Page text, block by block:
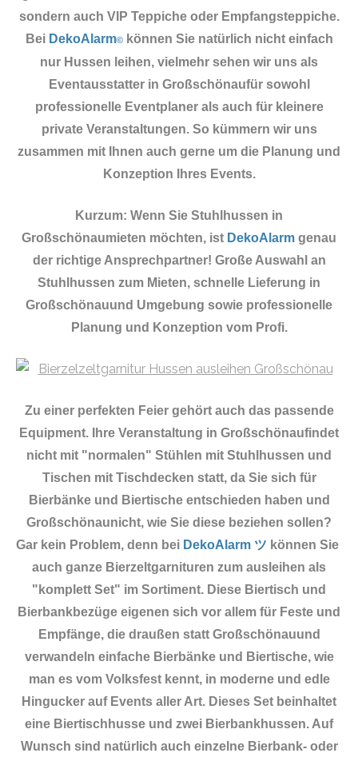
sondern auch VIP Teppiche oder Empfangsteppiche.
Bei DekoAlarm©
können Sie natürlich nicht einfach
nur Hussen leihen, vielmehr sehen wir uns als
Eventausstatter in Großschönaufür sowohl
professionelle Eventplaner als auch für kleinere
private Veranstaltungen. So kümmern wir uns
zusammen mit Ihnen auch gerne um die Planung und
Konzeption Ihres Events.
Kurzum: Wenn Sie Stuhlhussen in
Großschönaumieten möchten, ist DekoAlarm genau
der richtige Ansprechpartner! Große Auswahl an
Stuhlhussen zum Mieten, schnelle Lieferung in
Großschönauund Umgebung sowie professionelle
Planung und Konzeption vom Profi.
Zu einer perfekten Feier gehört auch das passende
Equipment.
Ihre Veranstaltung in Großschönaufindet
nicht mit "normalen" Stühlen mit Stuhlhussen und
Tischen mit Tischdecken statt, da Sie sich für
Bierbänke und Biertische entschieden haben und
Großschönaunicht, wie Sie diese beziehen sollen?
Gar kein Problem, denn bei DekoAlarm ツ können Sie
auch ganze Bierzeltgarnituren zum ausleihen als
"komplett Set" im Sortiment. Diese Biertisch und
Bierbankbezüge eigenen sich vor allem für Feste und
Empfänge, die draußen statt Großschönauund
verwandeln einfache Bierbänke und Biertische, wie
man es vom Volksfest kennt, in moderne und edle
Hingucker auf Events aller Art. Dieses Set beinhaltet
eine Biertischhusse und zwei Bierbankhussen. Auf
Wunsch sind natürlich auch einzelne Bierbank- oder